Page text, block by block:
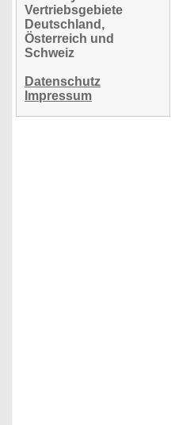
Vertriebsgebiete
Deutschland,
Österreich und
Schweiz
Datenschutz
Impressum